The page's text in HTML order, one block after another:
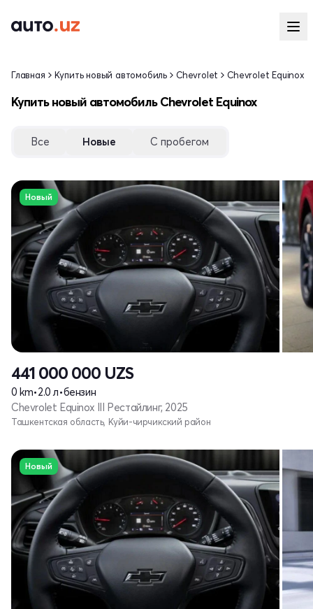
Главная Купить новый автомобиль Chevrolet Chevrolet Equinox
Купить новый автомобиль Chevrolet Equinox
Все Новые С пробегом
Новый
441 000 000 UZS
0 km•2.0 л•бензин
Chevrolet Equinox III Рестайлинг, 2025
Ташкентская область, Куйи-чирчикский район
Новый